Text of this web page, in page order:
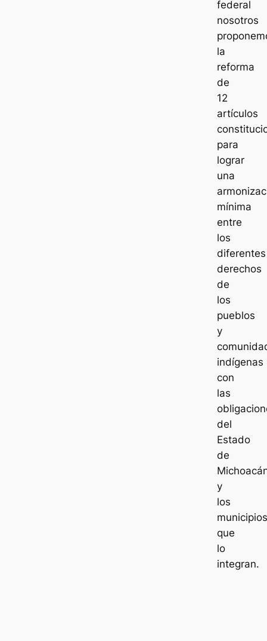
federal
nosotros
la
reforma
de
12
artículos
para
lograr
una
mínima
entre
los
diferentes
derechos
de
los
pueblos
y
indígenas
con
las
del
Estado
de
y
los
municipios
que
lo
integran.